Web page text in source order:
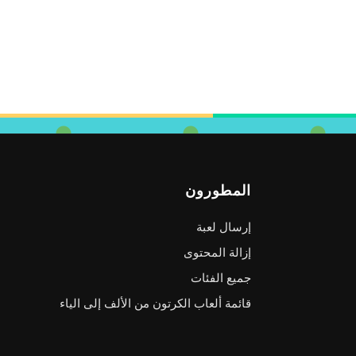
المطورون
إرسال لعبة
إزالة المحتوى
جميع الفئات
قائمة ألعاب الكرتون من الألف إلى الياء